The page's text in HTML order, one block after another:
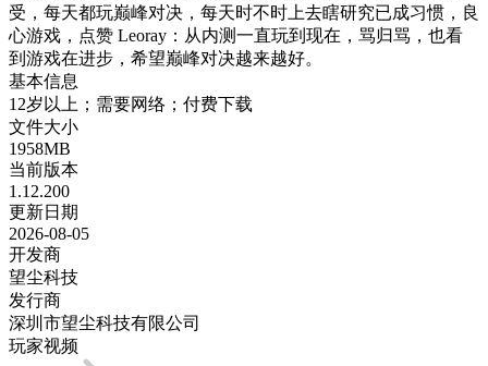
受，每天都玩巅峰对决，每天时不时上去瞎研究已成习惯，良
心游戏，点赞 Leoray：从内测一直玩到现在，骂归骂，也看
到游戏在进步，希望巅峰对决越来越好。
基本信息
12岁以上；需要网络；付费下载
文件大小
1958MB
当前版本
1.12.200
更新日期
2026-08-05
开发商
望尘科技
发行商
深圳市望尘科技有限公司
玩家视频